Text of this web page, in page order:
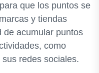
que los puntos se
y tiendas
de acumular puntos
como
redes sociales.